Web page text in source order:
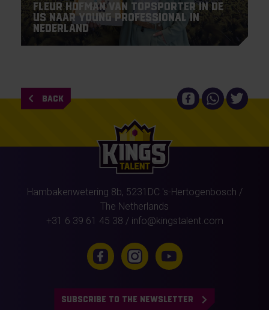
Fleur Hofman van topsporter in de
US naar Young Professional in
Nederland
BACK
Hambakenwetering 8b, 5231DC 's-Hertogenbosch /
The Netherlands
+31 6 39 61 45 38 / info@kingstalent.com
SUBSCRIBE TO THE NEWSLETTER